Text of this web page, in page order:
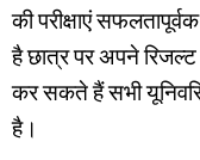
की परीक्षाएं
है छात्र पर अपने
कर सकते हैं सभी
है।